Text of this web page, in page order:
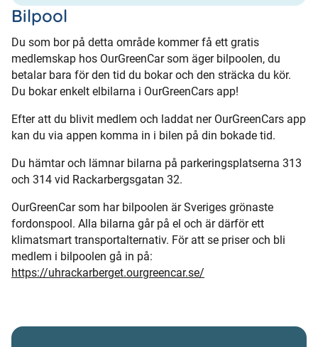
Bilpool
Du som bor på detta område kommer få ett gratis
medlemskap hos OurGreenCar som äger bilpoolen, du
betalar bara för den tid du bokar och den sträcka du kör.
Du bokar enkelt elbilarna i OurGreenCars app!
Efter att du blivit medlem och laddat ner OurGreenCars app
kan du via appen komma in i bilen på din bokade tid.
Du hämtar och lämnar bilarna på parkeringsplatserna 313
och 314 vid Rackarbergsgatan 32.
OurGreenCar som har bilpoolen är Sveriges grönaste
fordonspool. Alla bilarna går på el och är därför ett
klimatsmart transportalternativ. För att se priser och bli
medlem i bilpoolen gå in på:
https://uhrackarberget.ourgreencar.se/